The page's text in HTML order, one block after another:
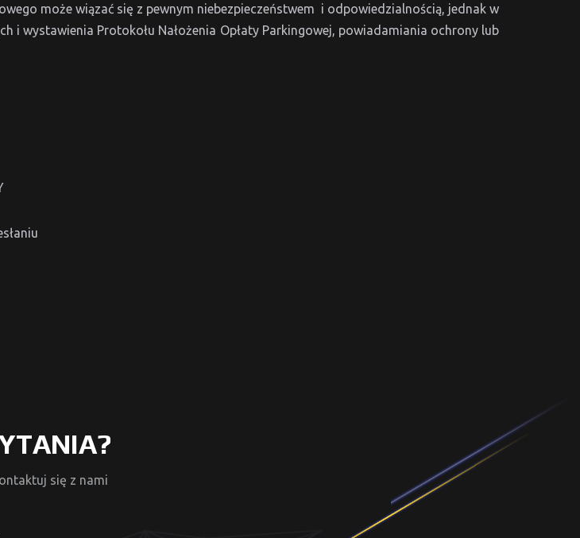
może wiązać się z pewnym niebezpieczeństwem i odpowiedzialnością, jednak w
wystawienia Protokołu Nałożenia Opłaty Parkingowej, powiadamiania ochrony lub
się z nami